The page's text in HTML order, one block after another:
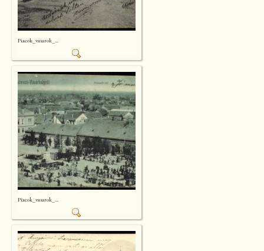
Piacok_vasarok_...
Piacok_vasarok_...